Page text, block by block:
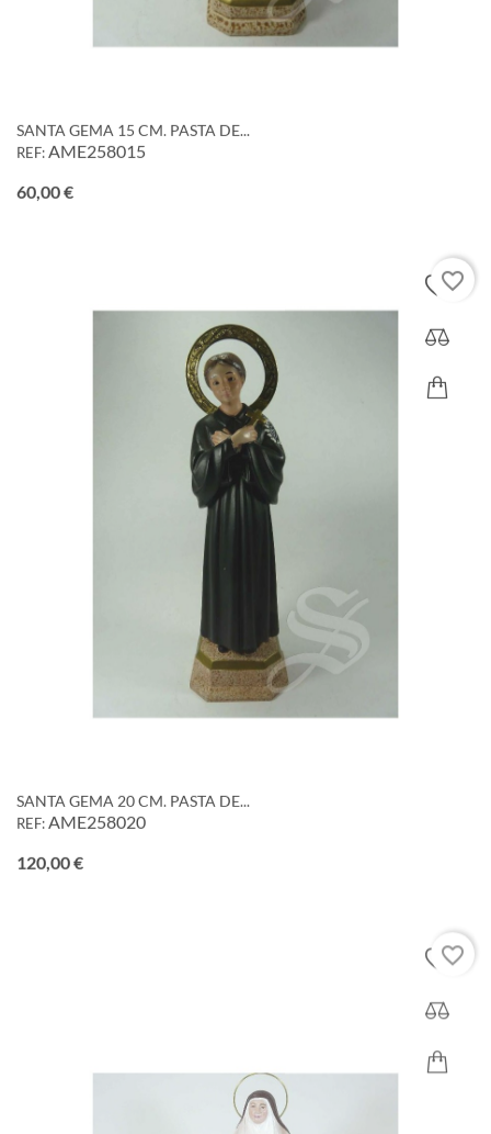
SANTA GEMA 15 CM. PASTA DE...
REF: AME258015
60,00 €Precio
SANTA GEMA 20 CM. PASTA DE...
REF: AME258020
120,00 €Precio
favorite_border
favorite_border